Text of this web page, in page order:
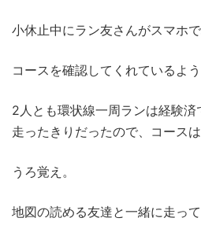
小休止中にラン友さんがスマホ
コースを確認してくれているよう
2人とも環状線一周ランは経験
走ったきりだったので、コースは
うろ覚え。
地図の読める友達と一緒に走って